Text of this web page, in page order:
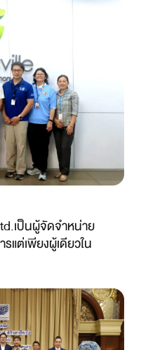
เป็นผู้จัดจำหน่าย
แต่เพียงผู้เดียวใน